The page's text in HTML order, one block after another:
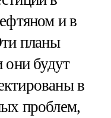
и в
планы
они будут
в
проблем,